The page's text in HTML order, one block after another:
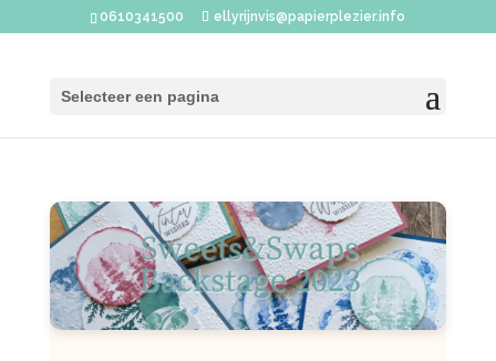
0610341500 ellyrijnvis@papierplezier.info
Selecteer een pagina